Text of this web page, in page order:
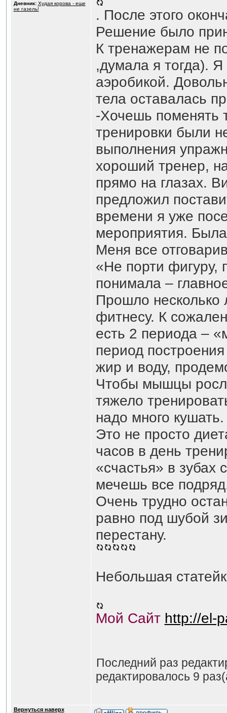
Дневник: Худая корова - еще
не газель!
. После этого
Решение было
К тренажерам не
,думала я тогда).
аэробикой.
тела оставалась
-Хочешь поменять
тренировки были
выполнения
хороший тренер,
прямо на глазах.
предложил
времени я уже
мероприятия.
Меня все
«Не порти фигуру,
понимала –
Прошло несколько
фитнесу. К
есть 2 периода –
период
жир и воду,
Чтобы мышцы
тяжело
надо много
Это не просто
часов в день
«счастья» в
мечешь все
Очень трудно
равно под шубой
перестану.
Небольшая
Мой Сайт http://el-
Последний раз
редактировалось 9
Вернуться наверх